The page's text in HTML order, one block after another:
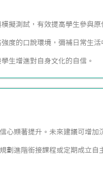
擬測試，有效提高學生參與原
度的口說環境，彌補日常生
生增進對自身文化的自信。
心顯著提升。未來建議可增
劃進階銜接課程或定期成立